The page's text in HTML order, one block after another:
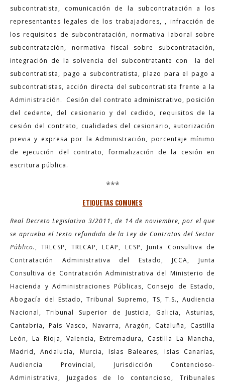
subcontratista, comunicación de la subcontratación a los
representantes legales de los trabajadores, , infracción de
los requisitos de subcontratación, normativa laboral sobre
subcontratación, normativa fiscal sobre subcontratación,
integración de la solvencia del subcontratante con la del
subcontratista, pago a subcontratista, plazo para el pago a
subcontratistas, acción directa del subcontratista frente a la
Administración. Cesión del contrato administrativo, posición
del cedente, del cesionario y del cedido, requisitos de la
cesión del contrato, cualidades del cesionario, autorización
previa y expresa por la Administración, porcentaje mínimo
de ejecución del contrato, formalización de la cesión en
escritura pública.
***
ETIQUETAS COMUNES
Real Decreto Legislativo 3/2011, de 14 de noviembre, por el que
se aprueba el texto refundido de la Ley de Contratos del Sector
Público., TRLCSP, TRLCAP, LCAP, LCSP, Junta Consultiva de
Contratación Administrativa del Estado, JCCA, Junta
Consultiva de Contratación Administrativa del Ministerio de
Hacienda y Administraciones Públicas, Consejo de Estado,
Abogacía del Estado, Tribunal Supremo, TS, T.S., Audiencia
Nacional, Tribunal Superior de Justicia, Galicia, Asturias,
Cantabria, País Vasco, Navarra, Aragón, Cataluña, Castilla
León, La Rioja, Valencia, Extremadura, Castilla La Mancha,
Madrid, Andalucía, Murcia, Islas Baleares, Islas Canarias,
Audiencia Provincial, Jurisdicción Contencioso-
Administrativa, Juzgados de lo contencioso, Tribunales